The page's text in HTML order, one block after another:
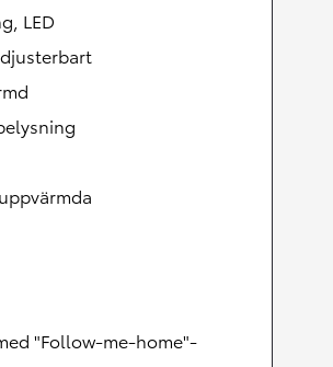
LED
"Follow-me-home"-